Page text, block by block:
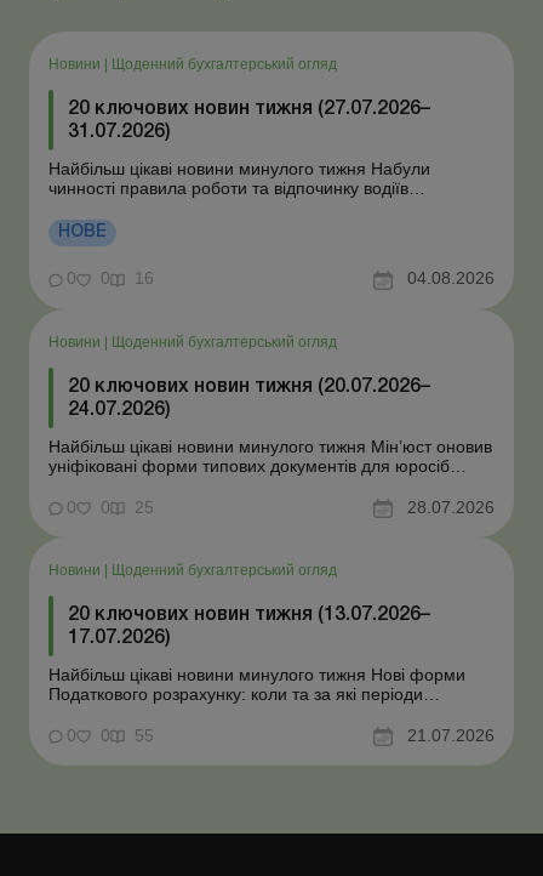
Новини Щоденний бухгалтерський огляд
20 ключових новин тижня (27.07.2026–
31.07.2026)
Найбільш цікаві новини минулого тижня Набули
чинності правила роботи та відпочинку водіїв
стан Для сільгосппідприємств і ФОП запроваджено нові
одноразові статистичні форми З 2 серпня змінюється
порядок зарахування окремих періодів роботи до стр...
НОВЕ
0 0 16 04.08.2026
Новини | Щоденний бухгалтерський огляд
20 ключових новин тижня (20.07.2026–
24.07.2026)
Найбільш цікаві новини минулого тижня Мін’юст оновив
уніфіковані форми типових документів для юросіб
координаційного центру з організації бронювання У
працівника виявлено статус «у розшуку»: що потрібно
0 0 25 28.07.2026
Новини Щоденний бухгалтерський огляд
20 ключових новин тижня (13.07.2026–
17.07.2026)
Найбільш цікаві новини минулого тижня Нові форми
Податкового розрахунку: коли та за які періоди
відстрочки від призову під час мобілізації удосконалено
Кабмін утворив Координаційний центр з організації
бронювання військовозобов’язаних Верховна ...
0 0 55 21.07.2026